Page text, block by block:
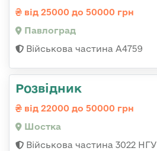
від 25000 до 50000 грн
Павлоград
Військова частина А4759
Розвідник
від 22000 до 50000 грн
Шостка
Військова частина 3022 НГУ